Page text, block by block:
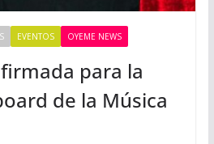
EVENTOS OYEME NEWS
para la
de la Música